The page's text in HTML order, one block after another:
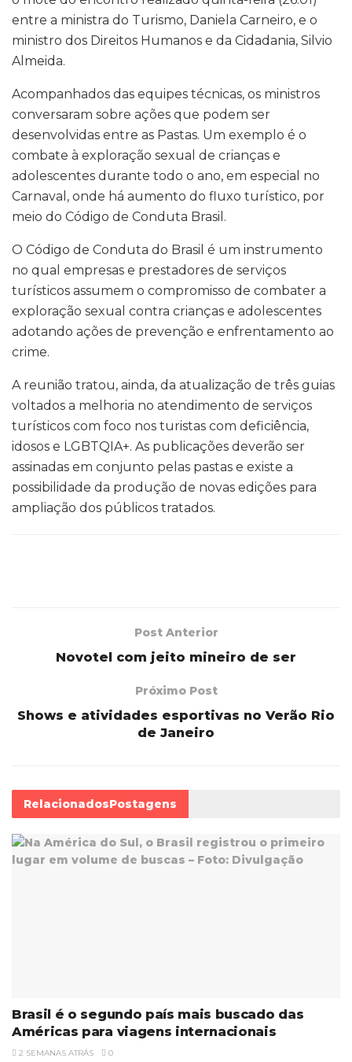
entre a ministra do Turismo, Daniela Carneiro, e o
ministro dos Direitos Humanos e da Cidadania, Silvio
Almeida.
Acompanhados das equipes técnicas, os ministros
conversaram sobre ações que podem ser
desenvolvidas entre as Pastas. Um exemplo é o
combate à exploração sexual de crianças e
adolescentes durante todo o ano, em especial no
Carnaval, onde há aumento do fluxo turístico, por
meio do Código de Conduta Brasil.
O Código de Conduta do Brasil é um instrumento
no qual empresas e prestadores de serviços
turísticos assumem o compromisso de combater a
exploração sexual contra crianças e adolescentes
adotando ações de prevenção e enfrentamento ao
crime.
A reunião tratou, ainda, da atualização de três guias
voltados a melhoria no atendimento de serviços
turísticos com foco nos turistas com deficiência,
idosos e LGBTQIA+. As publicações deverão ser
assinadas em conjunto pelas pastas e existe a
possibilidade da produção de novas edições para
ampliação dos públicos tratados.
Post Anterior
Novotel com jeito mineiro de ser
Próximo Post
Shows e atividades esportivas no Verão Rio
de Janeiro
RelacionadosPostagens
Brasil é o segundo país mais buscado das
Américas para viagens internacionais
2 SEMANAS ATRÁS 0